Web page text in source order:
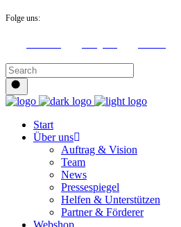
Folge uns:
Start
Über uns
Auftrag & Vision
Team
News
Pressespiegel
Helfen & Unterstützen
Partner & Förderer